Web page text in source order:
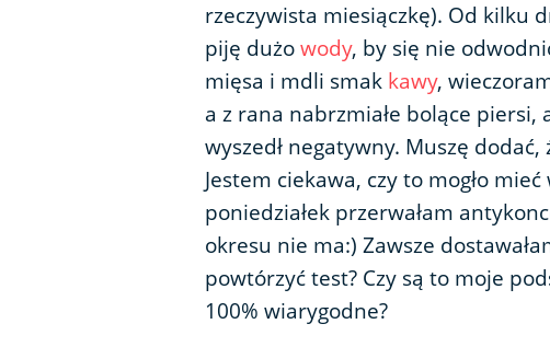
rzeczywista miesiączkę). Od kilku
piję dużowody, by się nie
mięsa i mdli smak kawy,
a z rana nabrzmiałe bolące piersi,
wyszedł negatywny. Muszę dodać,
Jestem ciekawa, czy to mogło
poniedziałek przerwałam
okresu nie ma:) Zawsze
powtórzyć test? Czy są to moje
100% wiarygodne?